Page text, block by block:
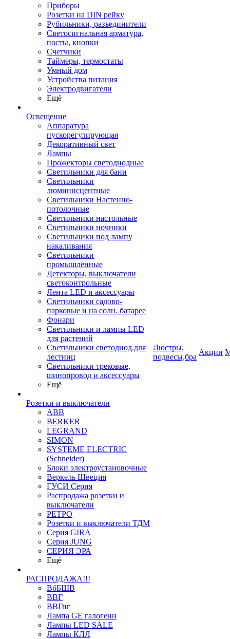
Приборы
Розетки на DIN рейку
Рубильники, разъединители
Светосигнальная арматура,
посты, кнопки
Счетчики
Таймеры, термостаты
Умный дом
Устройства питания
Электродвигатели
Ещё
Освещение
Аппаратура
пускорегулирующая
Декоративный свет
Лампы
Прожекторы светодиодные
Светильники для бани
Светильники
люминисцентные
Светильники Настенно-
потолочные
Светильники настольные
Светильники ночники
Светильники под лампу
накаливания
Светильники
промышленные
Детекторы, выключатели
светоконтрольные
Лента LED и аксессуары
Светильники садово-
парковые и на солн. батарее
Фонари
Светильники и лампы LED
для растений
Светильники светодиод.для
лестниц
Светильники трековые,
шинопровод и аксессуары
Ещё
Розетки и выключатели
ABB
BERKER
LEGRAND
SIMON
SYSTEME ELECTRIC
(Schneider)
Блоки электроустановочные
Веркель Швеция
ГУСИ Серия
Распродажа розетки и
выключатели
РЕТРО
Розетки и выключатели ТДМ
Серия GIRA
Серия JUNG
СЕРИЯ ЭРА
Ещё
РАСПРОДАЖА!!!
ВбБШВ
ВВГ
ВВГнг
Лампа GE галогенн
Лампы LED SALE
Лампы КЛЛ
Люстры,
подвесы,бра
Акции